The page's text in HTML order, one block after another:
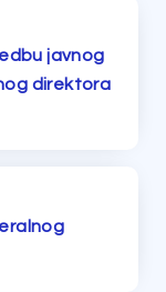
javnog
direktora